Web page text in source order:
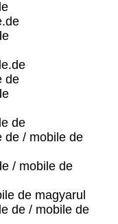
de
de
de / mobile de
/ mobile de
de magyarul
de / mobile de